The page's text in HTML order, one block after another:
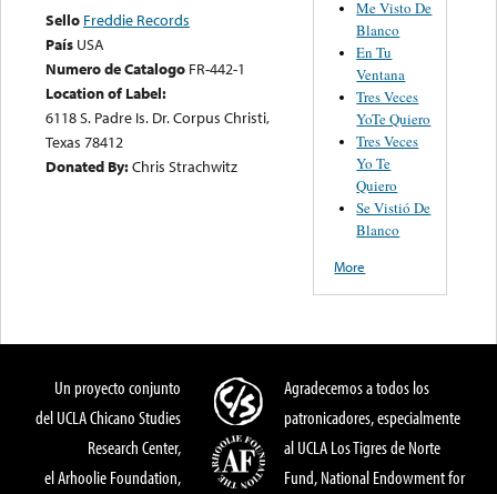
Sello Freddie Records
País USA
Numero de Catalogo FR-442-1
Location of Label:
6118 S. Padre Is. Dr. Corpus Christi,
Texas 78412
Donated By:Chris Strachwitz
Me Visto De
Blanco
En Tu
Ventana
Tres Veces
YoTe Quiero
Tres Veces
Yo Te
Quiero
Se Vistió De
Blanco
More
Un proyecto conjunto
del UCLA Chicano Studies
Research Center,
el Arhoolie Foundation,
Agradecemos a todos los
patronicadores, especialmente
al UCLA Los Tigres de Norte
Fund, National Endowment for